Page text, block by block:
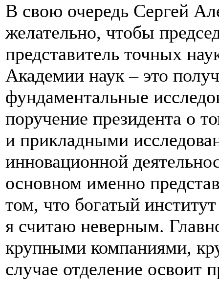
В свою очередь Сергей
желательно, чтобы
представитель точных
Академии наук – это
фундаментальные
поручение президента о
и прикладными
инновационной
основном именно
том, что богатый
я считаю неверным.
крупными компаниями,
случае отделение освоит